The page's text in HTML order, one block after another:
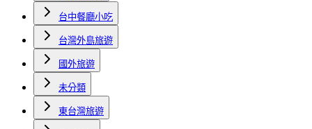
台中餐廳小吃
台灣外島旅遊
國外旅遊
未分類
東台灣旅遊